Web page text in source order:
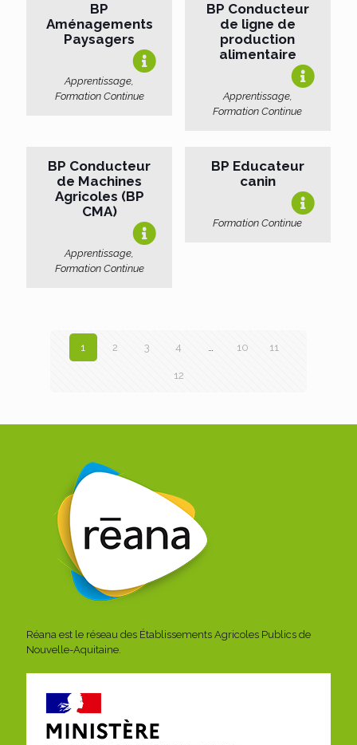
BP
Aménagements
Paysagers
Apprentissage,
Formation Continue
BP Conducteur
de ligne de
production
alimentaire
Apprentissage,
Formation Continue
BP Conducteur
de Machines
Agricoles (BP
CMA)
Apprentissage,
Formation Continue
BP Educateur
canin
Formation Continue
1 2 3 4 … 10 11
12
Réana est le réseau des Établissements Agricoles Publics de
Nouvelle-Aquitaine.